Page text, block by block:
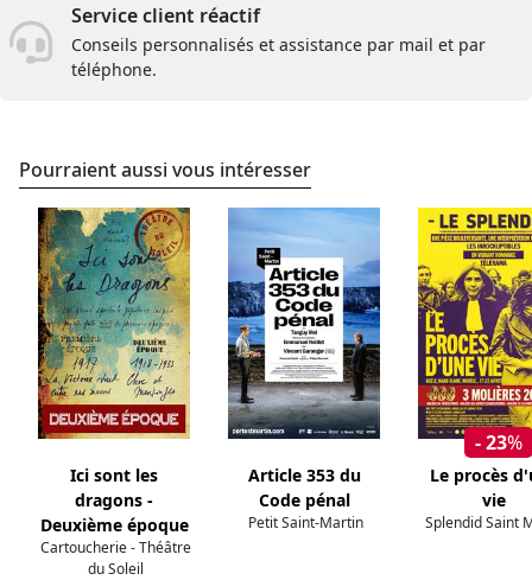
Service client réactif
Conseils personnalisés et assistance par mail et par
téléphone.
Pourraient aussi vous intéresser
Ici sont les
dragons -
Deuxième époque
Cartoucherie - Théâtre
du Soleil
Article 353 du
Code pénal
Petit Saint-Martin
- 23%
Le procès
vie
Splendid Saint